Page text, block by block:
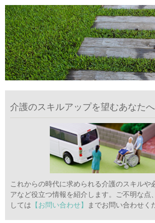
介護のスキルアップを望むあなたへ
これからの時代に求められる介護のスキルや
アなど役立つ情報を紹介します。ご不明な点
しては 【お問い合わせ】 までお問い合わせく